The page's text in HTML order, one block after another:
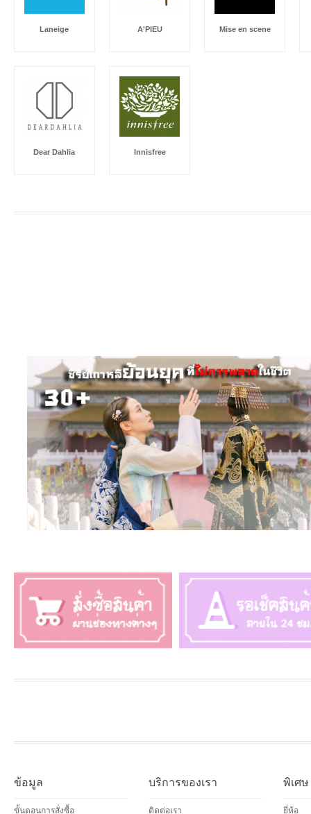
Laneige A'PIEU Mise en scene
Dear Dahlia Innisfree
ข้อมูล
ขั้นตอนการสั่งซื้อ
บริการของเรา
ติดต่อเรา
พิเศษ
ยี่ห้อ